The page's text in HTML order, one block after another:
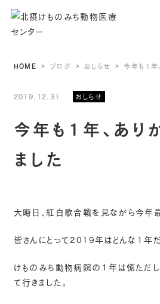
HOME ブログ おしらせ 今年も１年
2019.12.31 おしらせ
今年も１年、あり
ました
大晦日、紅白歌合戦を見ながら今年
皆さんにとって2019年はどんな１年
けものみち動物病院の１年は慌ただし
て行きました。